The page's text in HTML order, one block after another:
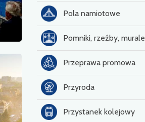
Pola namiotowe
Pomniki, rzeźby, murale
Przeprawa promowa
Przyroda
Przystanek kolejowy